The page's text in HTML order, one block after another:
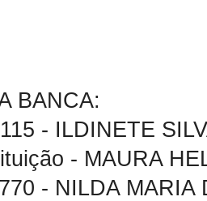
BANCA:
- ILDINETE
- MAURA
- NILDA MARIA